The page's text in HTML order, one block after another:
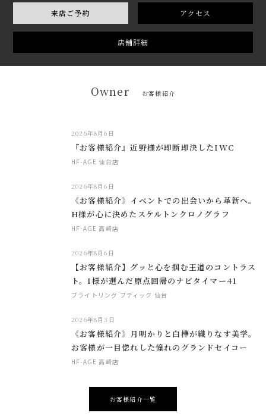
来店ご予約 アクセス
店舗詳細
Owner お客様紹介
2026年8月6日
『お客様紹介』近野様が即断即決したIWC
HF-AGE 仙台店
2026年8月6日
《お客様紹介》イベントでの出会いから革新へ。
H様が心に決めたスケルトンクロノグラフ
HF-AGE 高崎店
2026年8月6日
【お客様紹介】グッと心を掴む王道のコントラス
ト。I様が選んだ原点回帰のナビタイマー41
ブライトリング ブティック 仙台
2026年8月3日
《お客様紹介》月明かりと白樺が織りなす美学。
お客様が一目惚れした憧れのグランドセイコー
HF-AGE 高崎店
お客様紹介一覧